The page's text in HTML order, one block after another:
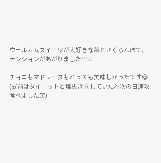
ウェルカムスイーツが大好きな苺とさくらんぼで、
テンションがあがりました♡♡
チョコもマドレーヌもとっても美味しかったです😋
(式前はダイエットと塩抜きをしていた為次の日速攻
食べました笑)